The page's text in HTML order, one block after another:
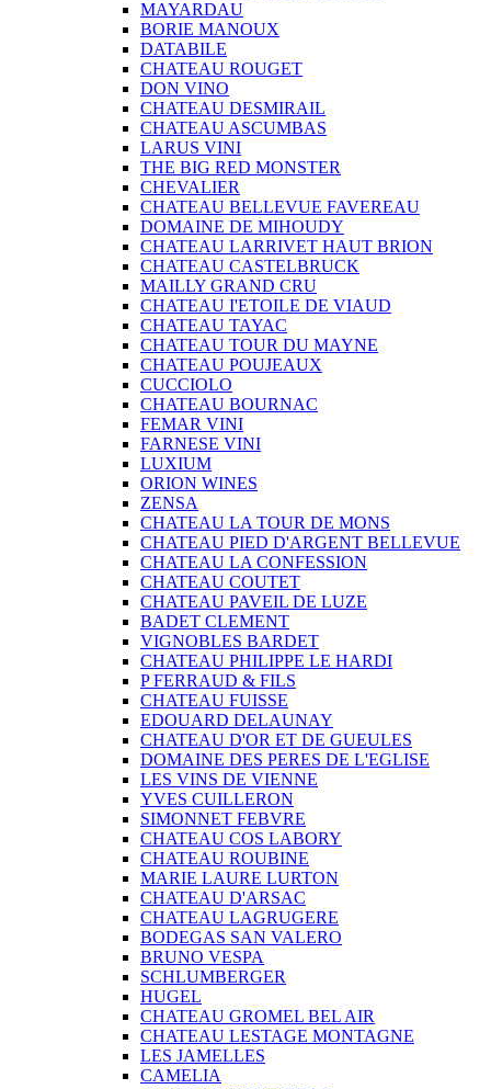
MAYARDAU
BORIE MANOUX
DATABILE
CHATEAU ROUGET
DON VINO
CHATEAU DESMIRAIL
CHATEAU ASCUMBAS
LARUS VINI
THE BIG RED MONSTER
CHEVALIER
CHATEAU BELLEVUE FAVEREAU
DOMAINE DE MIHOUDY
CHATEAU LARRIVET HAUT BRION
CHATEAU CASTELBRUCK
MAILLY GRAND CRU
CHATEAU I'ETOILE DE VIAUD
CHATEAU TAYAC
CHATEAU TOUR DU MAYNE
CHATEAU POUJEAUX
CUCCIOLO
CHATEAU BOURNAC
FEMAR VINI
FARNESE VINI
LUXIUM
ORION WINES
ZENSA
CHATEAU LA TOUR DE MONS
CHATEAU PIED D'ARGENT BELLEVUE
CHATEAU LA CONFESSION
CHATEAU COUTET
CHATEAU PAVEIL DE LUZE
BADET CLEMENT
VIGNOBLES BARDET
CHATEAU PHILIPPE LE HARDI
P FERRAUD & FILS
CHATEAU FUISSE
EDOUARD DELAUNAY
CHATEAU D'OR ET DE GUEULES
DOMAINE DES PERES DE L'EGLISE
LES VINS DE VIENNE
YVES CUILLERON
SIMONNET FEBVRE
CHATEAU COS LABORY
CHATEAU ROUBINE
MARIE LAURE LURTON
CHATEAU D'ARSAC
CHATEAU LAGRUGERE
BODEGAS SAN VALERO
BRUNO VESPA
SCHLUMBERGER
HUGEL
CHATEAU GROMEL BEL AIR
CHATEAU LESTAGE MONTAGNE
LES JAMELLES
CAMELIA